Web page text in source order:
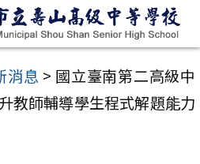
消息 > 國立臺南第二高級中
教師輔導學生程式解題能力